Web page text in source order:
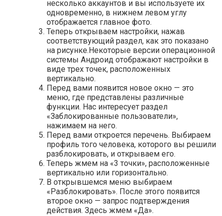
несколько аккаунтов и вы используете их
одновременно, в нижнем левом углу
отображается главное фото.
Теперь открываем настройки, нажав
соответствующий раздел, как это показано
на рисунке.Некоторые версии операционной
системы Андроид отображают настройки в
виде трех точек, расположенных
вертикально.
Перед вами появится новое окно — это
меню, где представлены различные
функции. Нас интересует раздел
«Заблокированные пользователи»,
нажимаем на него.
Перед вами откроется перечень. Выбираем
профиль того человека, которого вы решили
разблокировать, и открываем его.
Теперь жмем на «3 точки», расположенные
вертикально или горизонтально.
В открывшемся меню выбираем
«Разблокировать». После этого появится
второе окно — запрос подтверждения
действия. Здесь жмем «Да».